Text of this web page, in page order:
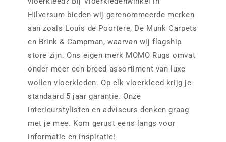
Hilversum bieden wij gerenommeerde merken
aan zoals Louis de Poortere, De Munk Carpets
en Brink & Campman, waarvan wij flagship
store zijn. Ons eigen merk MOMO Rugs omvat
onder meer een breed assortiment van luxe
wollen vloerkleden. Op elk vloerkleed krijg je
standaard 5 jaar garantie. Onze
interieurstylisten en adviseurs denken graag
met je mee. Kom gerust eens langs voor
informatie en inspiratie!